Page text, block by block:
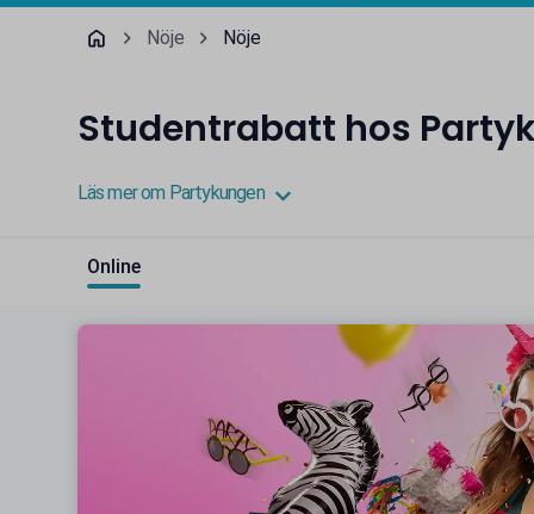
Nöje Nöje
Studentrabatt hos
Läs mer om Partykungen
Online